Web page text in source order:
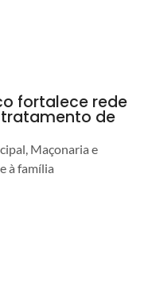
fortalece rede
de
Maçonaria e
à família